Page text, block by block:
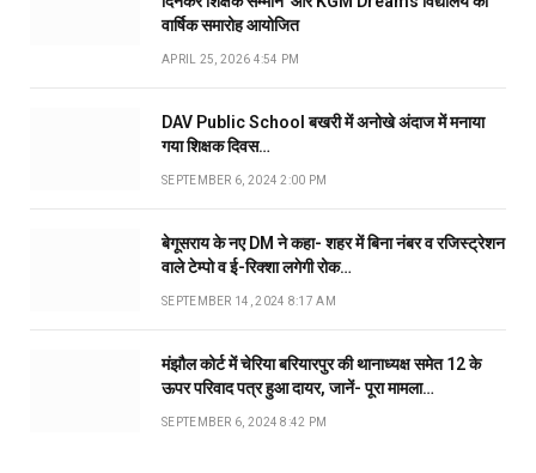
वार्षिक समारोह आयोजित
APRIL 25, 2026 4:54 PM
DAV Public School बखरी में अनोखे अंदाज में मनाया
गया शिक्षक दिवस…
SEPTEMBER 6, 2024 2:00 PM
बेगूसराय के नए DM ने कहा- शहर में बिना नंबर व रजिस्ट्रेशन
वाले टेम्पो व ई-रिक्शा लगेगी रोक…
SEPTEMBER 14, 2024 8:17 AM
मंझौल कोर्ट में चेरिया बरियारपुर की थानाध्यक्ष समेत 12 के
ऊपर परिवाद पत्र हुआ दायर, जानें- पूरा मामला…
SEPTEMBER 6, 2024 8:42 PM